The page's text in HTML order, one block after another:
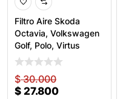
Filtro Aire Skoda
Octavia, Volkswagen
Golf, Polo, Virtus
$30.000
$ 27.800